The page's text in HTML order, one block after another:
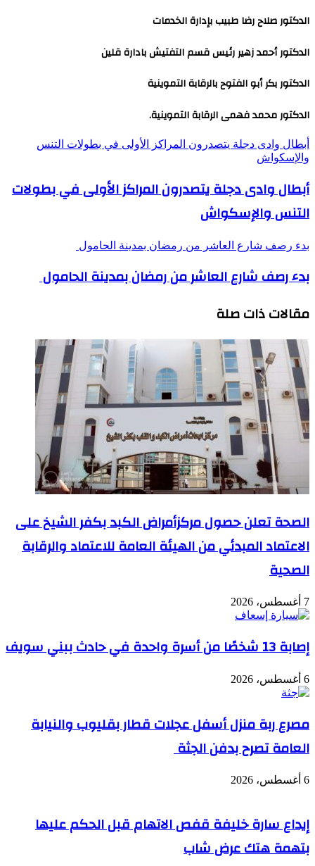
الدكتور صلاح رضا طبيب بإدارة الخدمات
الدكتور أحمد زهير رئيس قسم التفتيش بادارة قلين
الدكتور بكر أبو الفتوح بالرقابة التموينية
الدكتور محمد فهمى الرقابة التموينية.
أبطال وادى دجلة يتصدرون المراكز الأولى في بطولات التنس
والإسكواش
أبطال وادى دجلة يتصدرون المراكز الأولى في بطولات
التنس والإسكواش
بدء رصف شارع العاشر من رمضان بمدينة الحامول
بدء رصف شارع العاشر من رمضان بمدينة الحامول
مقالات ذات صلة
الصحة تعلن حصول مركزأمراض الكبد بكفر الشيخ على
الاعتماد المبدئي من الهيئة العامة للاعتماد والرقابة
الصحية
7 أغسطس، 2026
إصابة 13 شخصًا من أسرة واحدة في حادث ببني سويف
6 أغسطس، 2026
مصرع ربة منزل أسفل عجلات قطار بقليوب والنيابة
العامة تصرح بدفن الجثة
6 أغسطس، 2026
إيداع سارة خليفة قفص الاتهام قبل الحكم عليها
بتهمة هتك عرض شاب